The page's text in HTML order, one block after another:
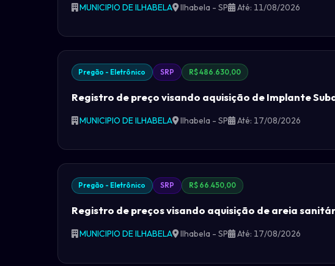
MUNICIPIO DE ILHABELA Ilhabela - SP Até: 11/08/2026
Pregão - Eletrônico SRP R$ 486.630,00
Registro de preço visando aquisição de Implante
MUNICIPIO DE ILHABELA Ilhabela - SP Até: 17/08/2026
Pregão - Eletrônico SRP R$ 66.450,00
Registro de preços visando aquisição de areia
MUNICIPIO DE ILHABELA Ilhabela - SP Até: 17/08/2026